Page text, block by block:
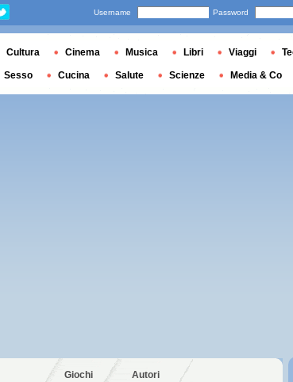
Giochi Autori
Username Password
Cultura Cinema Musica Libri Viaggi
Sesso Cucina Salute Scienze Media & Co